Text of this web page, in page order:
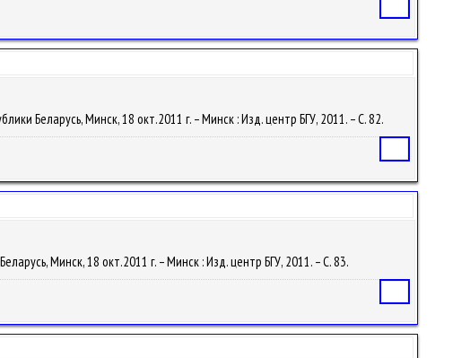
Беларусь, Минск, 18 окт.2011 г. – Минск : Изд. центр БГУ, 2011. – С. 82.
Минск, 18 окт.2011 г. – Минск : Изд. центр БГУ, 2011. – С. 83.